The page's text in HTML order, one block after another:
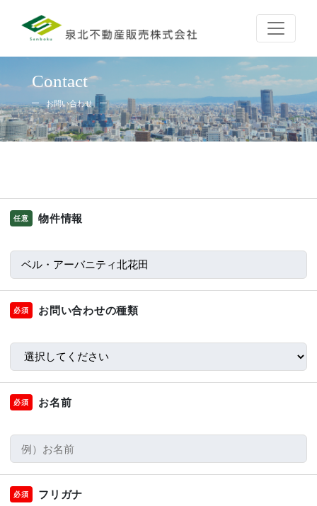
Contact
お問い合わせ
任意 物件情報
必須 お問い合わせの種類
必須 お名前
必須 フリガナ